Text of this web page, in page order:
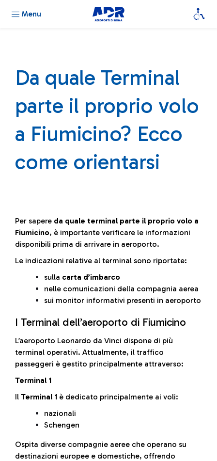
Menu
Da quale Terminal
parte il proprio volo
a Fiumicino? Ecco
come orientarsi
Per sapere da quale terminal parte il proprio volo a
Fiumicino, è importante verificare le informazioni
disponibili prima di arrivare in aeroporto.
Le indicazioni relative al terminal sono riportate:
sulla carta d’imbarco
nelle comunicazioni della compagnia aerea
sui monitor informativi presenti in aeroporto
I Terminal dell’aeroporto di Fiumicino
L’aeroporto Leonardo da Vinci dispone di più
terminal operativi. Attualmente, il traffico
passeggeri è gestito principalmente attraverso:
Terminal 1
Il Terminal 1 è dedicato principalmente ai voli:
nazionali
Schengen
Ospita diverse compagnie aeree che operano su
destinazioni europee e domestiche, offrendo